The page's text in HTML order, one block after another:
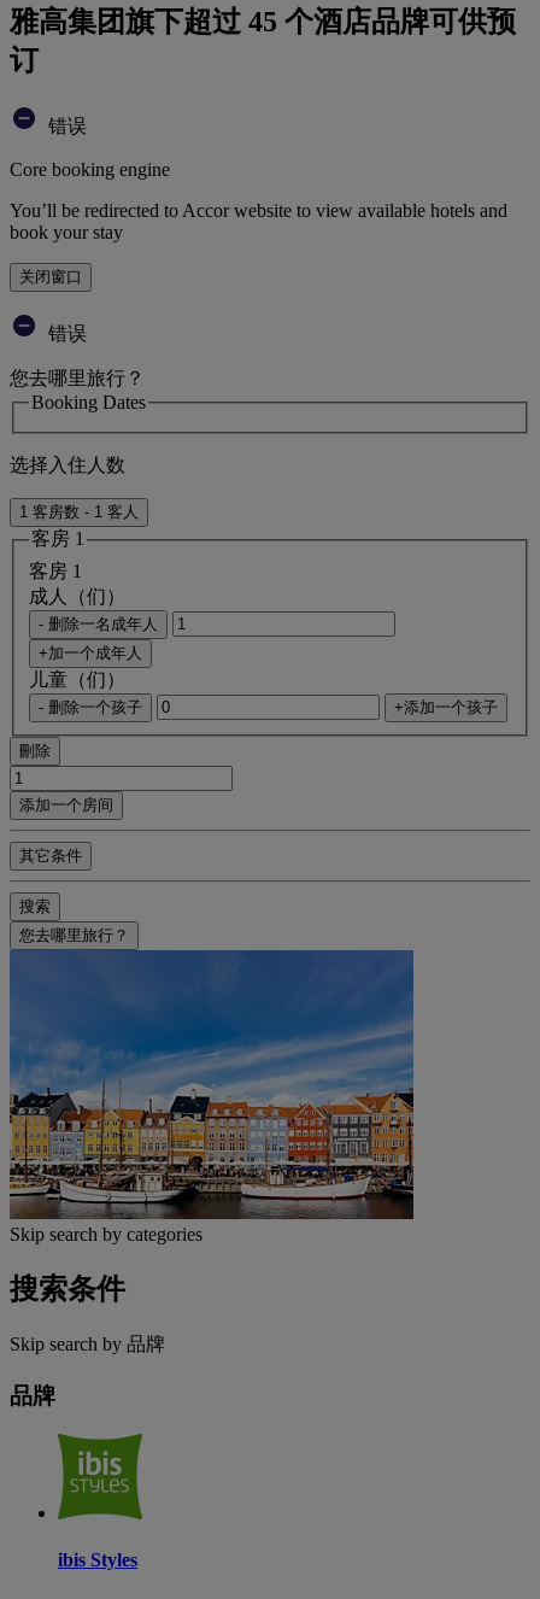
雅高集团旗下超过 45 个酒店品牌可供预
订
错误
Core booking engine
You’ll be redirected to Accor website to view available hotels and
book your stay
关闭窗口
错误
您去哪里旅行？
Booking Dates
选择入住人数
1 客房数 - 1 客人
客房 1
客房 1
成人（们）
- 删除一名成年人
+加一个成年人
儿童（们）
- 删除一个孩子 +添加一个孩子
刪除
添加一个房间
其它条件
搜索
您去哪里旅行？
Skip search by categories
搜索条件
Skip search by 品牌
品牌
ibis Styles